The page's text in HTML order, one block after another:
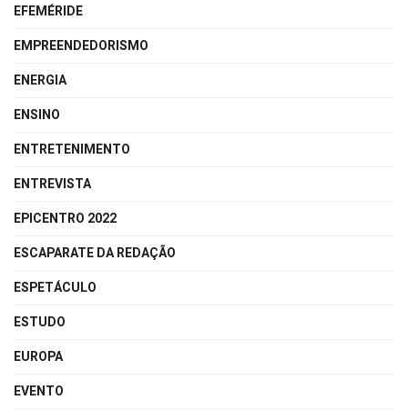
EFEMÉRIDE
EMPREENDEDORISMO
ENERGIA
ENSINO
ENTRETENIMENTO
ENTREVISTA
EPICENTRO 2022
ESCAPARATE DA REDAÇÃO
ESPETÁCULO
ESTUDO
EUROPA
EVENTO